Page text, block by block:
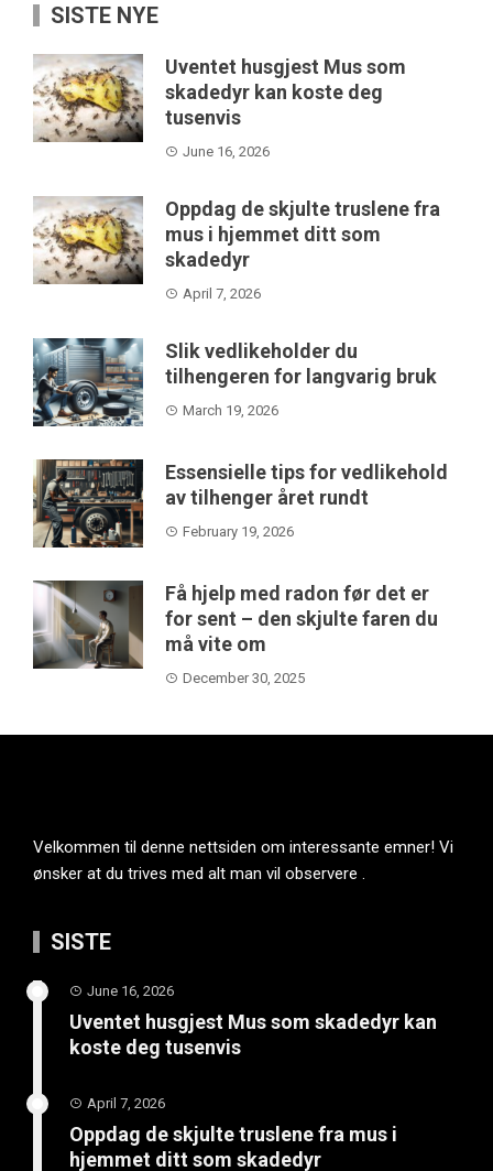
SISTE NYE
Uventet husgjest Mus som
skadedyr kan koste deg
tusenvis
June 16, 2026
Oppdag de skjulte truslene fra
mus i hjemmet ditt som
skadedyr
April 7, 2026
Slik vedlikeholder du
tilhengeren for langvarig bruk
March 19, 2026
Essensielle tips for vedlikehold
av tilhenger året rundt
February 19, 2026
Få hjelp med radon før det er
for sent – den skjulte faren du
må vite om
December 30, 2025
Velkommen til denne nettsiden om interessante emner! Vi
ønsker at du trives med alt man vil observere .
SISTE
June 16, 2026
Uventet husgjest Mus som skadedyr kan
koste deg tusenvis
April 7, 2026
Oppdag de skjulte truslene fra mus i
hjemmet ditt som skadedyr